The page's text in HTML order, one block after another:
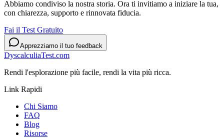
Abbiamo condiviso la nostra storia. Ora ti invitiamo a iniziare la tua,
con chiarezza, supporto e rinnovata fiducia.
Fai il Test Gratuito
Apprezziamo il tuo feedback
DyscalculiaTest.com
Rendi l'esplorazione più facile, rendi la vita più ricca.
Link Rapidi
Chi Siamo
FAQ
Blog
Risorse